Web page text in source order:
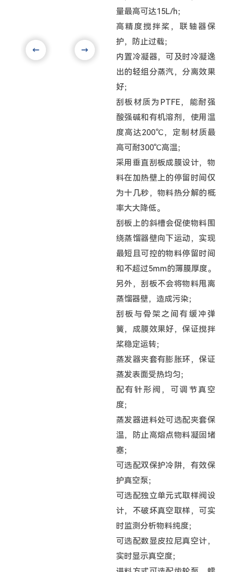
量最高可达15L/h；
高精度搅拌桨，联轴器保
护，防止过载；
内置冷凝器，可及时冷凝逸
出的轻组分蒸汽，分离效果
好；
刮板材质为PTFE，能耐强
酸强碱和有机溶剂，使用温
度高达200℃，定制材质最
高可耐300℃高温；
采用垂直刮板成膜设计，物
料在加热壁上的停留时间仅
为十几秒，物料热分解的概
率大大降低。
刮板上的斜槽会促使物料围
绕蒸馏器壁向下运动，实现
最短且可控的物料停留时间
和不超过5mm的薄膜厚度。
另外，刮板不会将物料甩离
蒸馏器壁，造成污染；
刮板与骨架之间有缓冲弹
簧，成膜效果好，保证搅拌
桨稳定运转；
蒸发器夹套有膨胀环，保证
蒸发表面受热均匀；
配有针形阀，可调节真空
度；
蒸发器进料处可选配夹套保
温，防止高熔点物料凝固堵
塞；
可选配双保护冷阱，有效保
护真空泵；
可选配独立单元式取样阀设
计，不破坏真空取样，可实
时监测分析物料纯度；
可选配数显皮拉尼真空计，
实时显示真空度；